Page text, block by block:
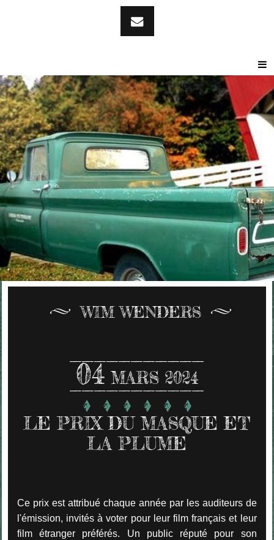
WIM WENDERS
04 MARS 2024
LE PRIX DU MASQUE ET
LA PLUME
Ce prix est attribué chaque année par les auditeurs de
l'émission, invités à voter pour leur film français et leur
film étranger préférés. Un public réputé pour son